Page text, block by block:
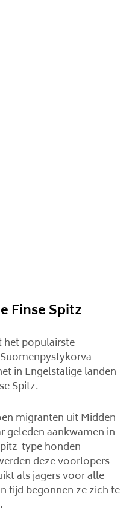
Finse Spitz
populairste
in Engelstalige landen
Spitz.
migranten uit Midden-
geleden aankwamen in
type honden
deze voorlopers
als jagers voor alle
tijd begonnen ze zich te